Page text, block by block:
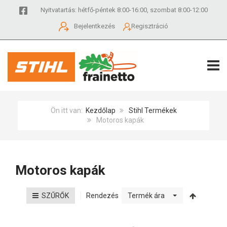
Nyitvatartás: hétfő-péntek 8:00-16:00, szombat 8:00-12:00
Bejelentkezés Regisztráció
Ön itt van: Kezdőlap
Stihl Termékek
Motoros kapák
Motoros kapák
SZŰRŐK Rendezés Termék ára